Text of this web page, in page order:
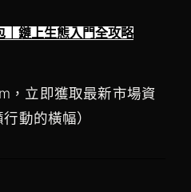
｜鏈上生態入門全攻略